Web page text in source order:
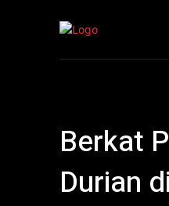
Berkat
Durian